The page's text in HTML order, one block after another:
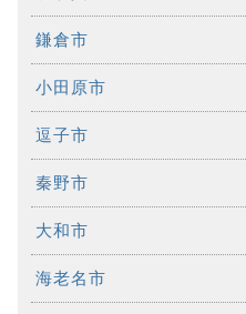
鎌倉市
小田原市
逗子市
秦野市
大和市
海老名市